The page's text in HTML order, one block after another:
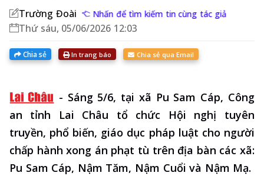
Trường Đoài Nhấn để tìm kiếm tin cùng tác giả
Thứ sáu, 05/06/2026 12:03
Chia sẻ In trang báo Chia sẻ qua Email
- Sáng 5/6, tại xã Pu Sam Cáp, Công
an tỉnh Lai Châu tổ chức Hội nghị tuyên
truyền, phổ biến, giáo dục pháp luật cho người
chấp hành xong án phạt tù trên địa bàn các xã:
Pu Sam Cáp, Nậm Tăm, Nậm Cuổi và Nậm Mạ.